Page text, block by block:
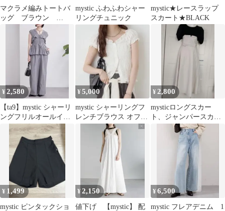
マクラメ編みトートバ
ッグ ブラウン
mystic ふわふわシャー
リングチュニック
mystic★レースラップ
スカート★BLACK
¥2,580
【ta9】mystic シャーリ
ングフリルオールイン
ワン
¥5,000
mystic シャーリングフ
レンチブラウス オフシ
ョル ホワイト
¥2,800
mysticロングスカー
ト、ジャンパースカー
ト風、後リボン★生成
¥ 1,499
mystic ピンタックショ
¥2,150
値下げ 【mystic】 配
¥6,500
mystic フレアデニム 1